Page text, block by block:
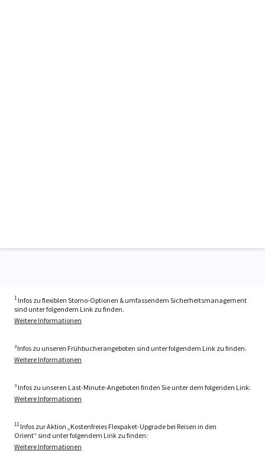
1 Infos zu flexiblen Storno-Optionen & umfassendem Sicherheitsmanagement
sind unter folgendem Link zu finden.
Weitere Informationen
²Infos zu unseren Frühbucherangeboten sind unter folgendem Link zu finden.
Weitere Informationen
³ Infos zu unseren Last-Minute-Angeboten finden Sie unter dem folgenden Link:
Weitere Informationen
11 Infos zur Aktion „Kostenfreies Flexpaket-Upgrade bei Reisen in den
Orient“ sind unter folgendem Link zu finden:
Weitere Informationen